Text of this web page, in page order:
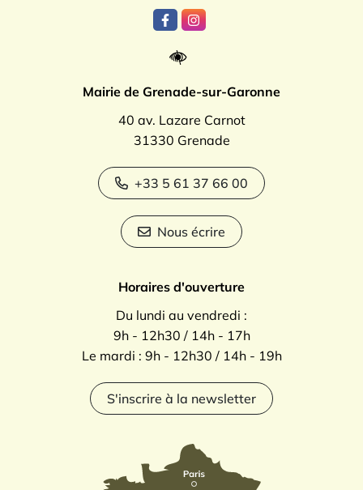
Lien vers le compte Facebook
Lien vers le compte
Mairie de Grenade-sur-Garonne
40 av. Lazare Carnot
31330 Grenade
+33 5 61 37 66 00
Nous écrire
Horaires d'ouverture
Du lundi au vendredi :
9h - 12h30 / 14h - 17h
Le mardi : 9h - 12h30 / 14h - 19h
S'inscrire à la newsletter